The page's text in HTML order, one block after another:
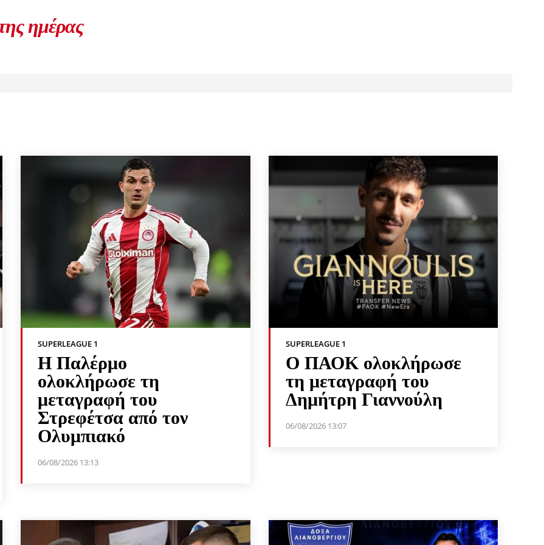
ημέρας
SUPERLEAGUE 1
Η Παλέρμο
ολοκλήρωσε τη
μεταγραφή του
Στρεφέτσα από τον
Ολυμπιακό
06/08/2026 13:13
SUPERLEAGUE 1
Ο ΠΑΟΚ ολοκλήρωσε
τη μεταγραφή του
Δημήτρη Γιαννούλη
06/08/2026 13:07